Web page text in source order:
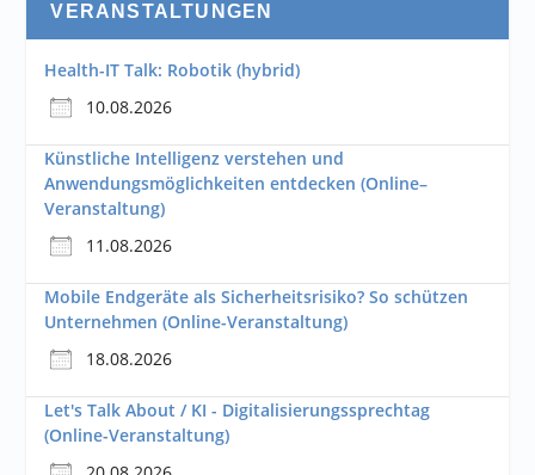
VERANSTALTUNGEN
Health-IT Talk: Robotik (hybrid)
10.08.2026
Künstliche Intelligenz verstehen und
Anwendungsmöglichkeiten entdecken (Online–
Veranstaltung)
11.08.2026
Mobile Endgeräte als Sicherheitsrisiko? So schützen
Unternehmen (Online-Veranstaltung)
18.08.2026
Let's Talk About / KI - Digitalisierungssprechtag
(Online-Veranstaltung)